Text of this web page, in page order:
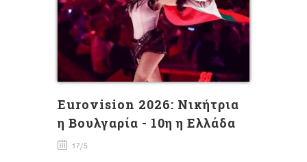
Eurovision 2026: Νικήτρια
η Βουλγαρία - 10η η Ελλάδα
17/5